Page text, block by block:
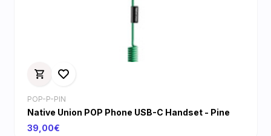
POP-P-PIN
Native Union POP Phone USB-C Handset - Pine
39,00€